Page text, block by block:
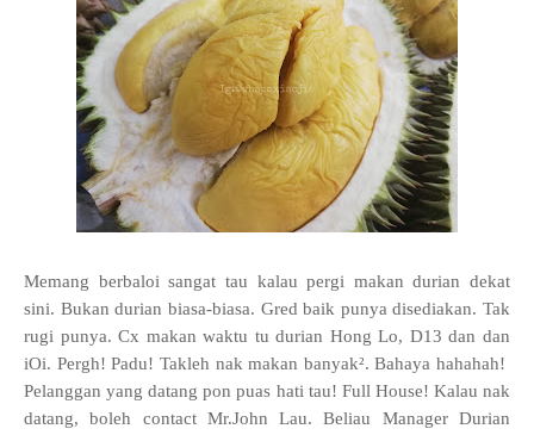
Memang berbaloi sangat tau kalau pergi makan durian dekat
sini. Bukan durian biasa-biasa. Gred baik punya disediakan. Tak
rugi punya. Cx makan waktu tu durian Hong Lo, D13 dan dan
iOi. Pergh! Padu! Takleh nak makan banyak². Bahaya hahahah!
Pelanggan yang datang pon puas hati tau! Full House! Kalau nak
datang, boleh contact Mr.John Lau. Beliau Manager Durian